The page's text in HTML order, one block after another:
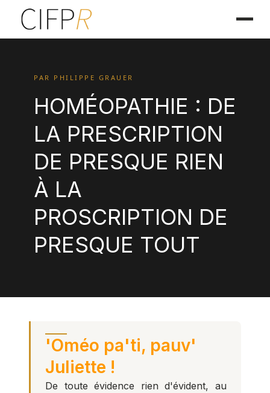
PAR PHILIPPE GRAUER
HOMÉOPATHIE : DE
LA PRESCRIPTION
DE PRESQUE RIEN
À LA
PROSCRIPTION DE
PRESQUE TOUT
'Oméo pa'ti, pauv'
Juliette !
De toute évidence rien d'évident, au